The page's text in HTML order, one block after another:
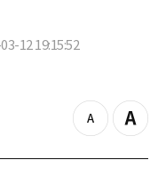
12 19:15:52
z
o
Z
o